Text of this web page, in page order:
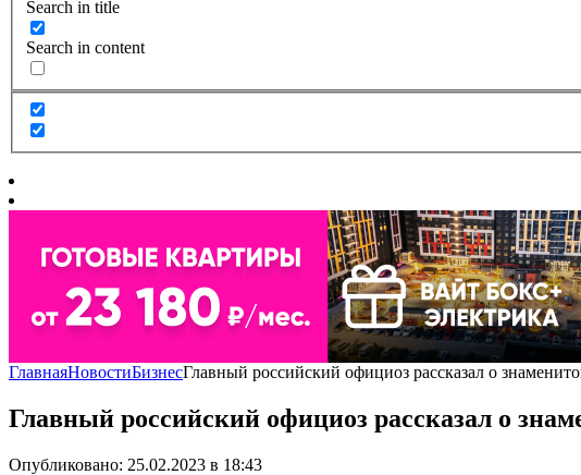
Search in title
Search in content
ГлавнаяНовостиБизнесГлавный российский официоз рассказал о
Главный российский официоз рассказал о
Опубликовано: 25.02.2023 в 18:43